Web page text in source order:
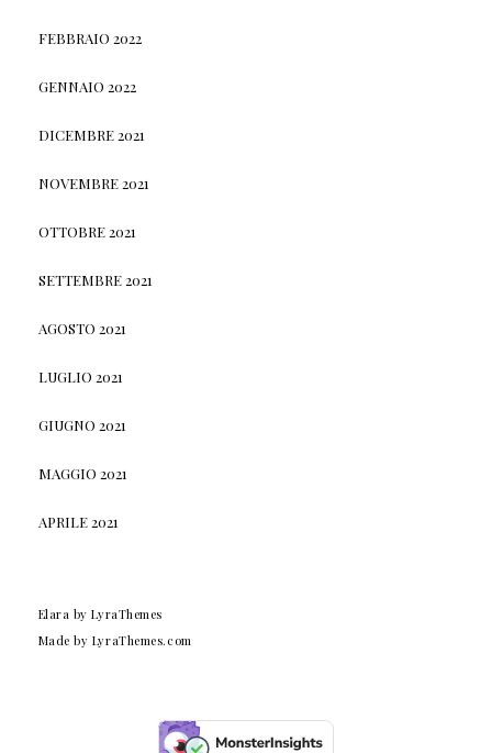
FEBBRAIO 2022
GENNAIO 2022
DICEMBRE 2021
NOVEMBRE 2021
OTTOBRE 2021
SETTEMBRE 2021
AGOSTO 2021
LUGLIO 2021
GIUGNO 2021
MAGGIO 2021
APRILE 2021
Elara by LyraThemes
Made by LyraThemes.com